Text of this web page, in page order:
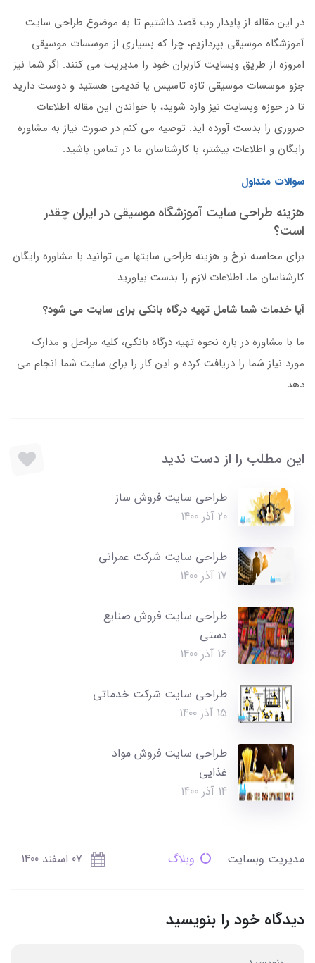
در این مقاله از پایدار وب قصد داشتیم تا به موضوع طراحی سایت
آموزشگاه موسیقی بپردازیم، چرا که بسیاری از موسسات موسیقی
امروزه از طریق وبسایت کاربران خود را مدیریت می کنند. اگر شما نیز
جزو موسسات موسیقی تازه تاسیس یا قدیمی هستید و دوست دارید
تا در حوزه وبسایت نیز وارد شوید، با خواندن این مقاله اطلاعات
ضروری را بدست آورده اید. توصیه می کنم در صورت نیاز به مشاوره
رایگان و اطلاعات بیشتر، با کارشناسان ما در تماس باشید.
سوالات متداول
هزینه طراحی سایت آموزشگاه موسیقی در ایران چقدر
است؟
برای محاسبه نرخ و هزینه طراحی سایتها می توانید با مشاوره رایگان
کارشناسان ما، اطلاعات لازم را بدست بیاورید.
آیا خدمات شما شامل تهیه درگاه بانکی برای سایت می شود؟
ما با مشاوره در باره نحوه تهیه درگاه بانکی، کلیه مراحل و مدارک
مورد نیاز شما را دریافت کرده و این کار را برای سایت شما انجام می
دهد.
این مطلب را از دست ندید
طراحی سایت فروش ساز
20 آذر 1400
طراحی سایت شرکت عمرانی
17 آذر 1400
طراحی سایت فروش صنایع
دستی
16 آذر 1400
طراحی سایت شرکت خدماتی
15 آذر 1400
طراحی سایت فروش مواد
غذایی
14 آذر 1400
مدیریت وبسایت وبلاگ 07 اسفند 1400
دیدگاه خود را بنویسید